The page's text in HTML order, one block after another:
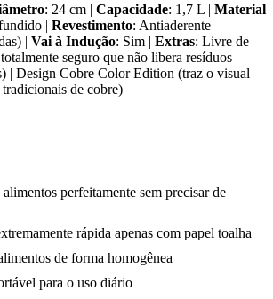
: 24 cm | Capacidade: 1,7 L | Material
| Revestimento: Antiaderente
| Vai à Indução: Sim | Extras: Livre de
seguro que não libera resíduos
| Design Cobre Color Edition (traz o visual
de cobre)
perfeitamente sem precisar de
rápida apenas com papel toalha
de forma homogênea
para o uso diário